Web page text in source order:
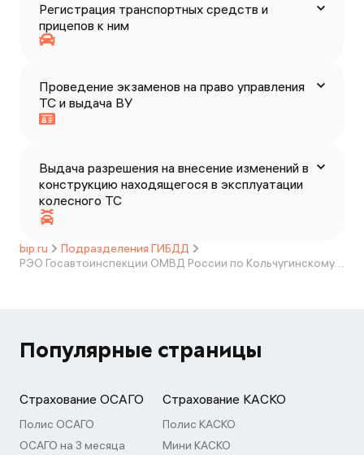
Регистрация транспортных средств и
прицепов к ним
Проведение экзаменов на право управления
ТС и выдача ВУ
Выдача разрешения на внесение изменений в
конструкцию находящегося в эксплуатации
колесного ТС
bip.ru
Подразделения ГИБДД
РЭО Госавтоинспекции ОМВД России по Кольчугинскому району
Популярные страницы
Страхование ОСАГО
Полис ОСАГО
ОСАГО на 3 месяца
Страхование КАСКО
Полис КАСКО
Мини КАСКО